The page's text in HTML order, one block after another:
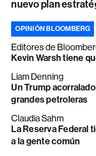
nuevo plan
OPINIÓN BLOOMBERG
Editores de
Kevin Warsh tiene
Liam Denning
Un Trump
grandes petroleras
Claudia Sahm
La Reserva Federal
a la gente común